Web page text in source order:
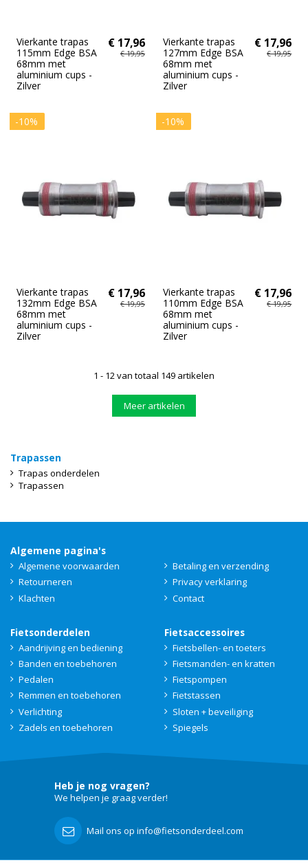
Vierkante trapas
115mm Edge BSA
68mm met
aluminium cups -
Zilver
€ 17,96
€ 19,95
Vierkante trapas
127mm Edge BSA
68mm met
aluminium cups -
Zilver
€ 17,96
€ 19,95
-10%
Vierkante trapas
132mm Edge BSA
68mm met
aluminium cups -
Zilver
€ 17,96
€ 19,95
-10%
Vierkante trapas
110mm Edge BSA
68mm met
aluminium cups -
Zilver
€ 17,96
€ 19,95
1 - 12 van totaal 149 artikelen
Meer artikelen
Trapassen
Trapas onderdelen
Trapassen
Algemene pagina's
Algemene voorwaarden
Betaling en verzending
Retourneren
Privacy verklaring
Klachten
Contact
Fietsonderdelen
Aandrijving en bediening
Banden en toebehoren
Pedalen
Remmen en toebehoren
Verlichting
Zadels en toebehoren
Fietsaccessoires
Fietsbellen- en toeters
Fietsmanden- en kratten
Fietspompen
Fietstassen
Sloten + beveiliging
Spiegels
Heb je nog vragen?
We helpen je graag verder!
Mail ons op info@fietsonderdeel.com